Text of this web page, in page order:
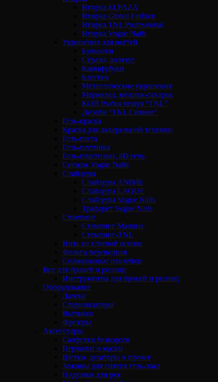
Втирка ELPAZA
Втирка Global Fashion
Втирка TNL Professional
Втирка Vogue Nails
Украшения для ногтей
Бульонки
Стразы, жемчуг
Камифубуки
Блестки
Металлические украшения
Мармелад, меланж-сахарок
КОИ Рыбья чешуя “TNL”
Дизайн “TNL Сияние”
Гель-краска
Краска для акварельной техники
Гель-паста
Гель-паутинка
Гель-пластилин, 4D гель
Снежок Vogue Nails
Слайдеры
Слайдеры ANIME
Слайдеры LAQUE
Слайдеры Vogue Nails
Трафарет Vogue Nails
Стемпинг
Стемпинг Малина
Стемпинг-TNL
Нить на клеевой основе
Фольга переводная
Силиконовые наклейки
Все для бровей и ресниц
Инструменты для бровей и ресниц
Оборудование
Лампы
Стерилизаторы
Вытяжки
Фрезеры
Аксессуары
Салфетки безворсов
Перчатки и маски
Щетки, дозаторы и прочее
Зажимы для снятия гель-лака
Подушки для рук